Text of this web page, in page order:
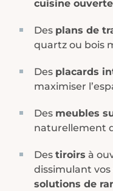
cuisine ouverte
Des plans de
quartz ou bois
Des placards
maximiser
Des meubles
naturellement
Des tiroirs à
dissimulant vos
solutions de